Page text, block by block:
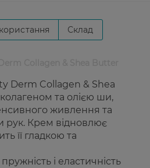
Склад
Derm Collagen & Shea
та олією ши,
живлення та
рук. Крем відновлює
її гладкою та
і еластичність